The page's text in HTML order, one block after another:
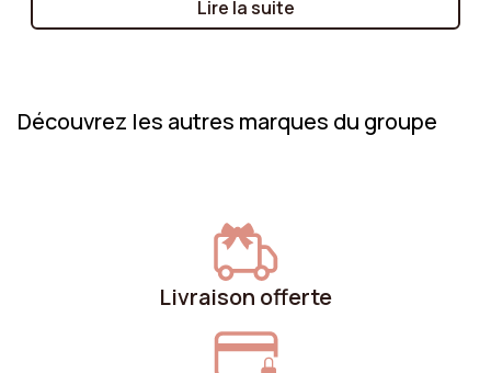
offrant un espace de rangement supplémentaire, un
faire le bon choix.
Lire la suite
Découvrez les autres marques du groupe
Livraison offerte